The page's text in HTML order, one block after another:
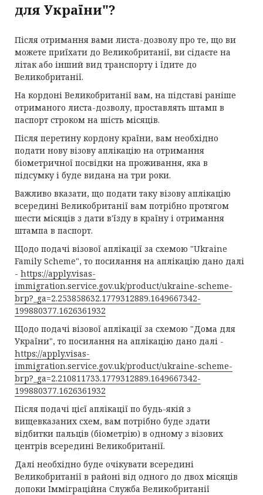
для України"?
Після отримання вами листа-дозволу про те, що ви
можете приїхати до Великобританії, ви сідаєте на
літак або інший вид транспорту і їдите до
Великобританії.
На кордоні Великобританії вам, на підставі раніше
отриманого листа-дозволу, проставлять штамп в
паспорт строком на шість місяців.
Після перетину кордону країни, вам необхідно
подати нову візову аплікацію на отримання
біометричної посвідки на проживання, яка в
підсумку і буде видана на три роки.
Важливо вказати, що подати таку візову аплікацію
всередині Великобританії вам потрібно протягом
шести місяців з дати в'їзду в країну і отримання
штампа в паспорт.
Щодо подачі візової аплікації за схемою "Ukraine
Family Scheme", то посилання на аплікацію дано далі
- https://apply.visas-
immigration.service.gov.uk/product/ukraine-scheme-
brp?_ga=2.253858632.1779312889.1649667342-
199880377.1626361932
Щодо подачі візової аплікації за схемою "Дома для
України", то посилання на аплікацію дано далі -
https://apply.visas-
immigration.service.gov.uk/product/ukraine-scheme-
brp?_ga=2.210811733.1779312889.1649667342-
199880377.1626361932
Після подачі цієї аплікації по будь-якій з
вищевказаних схем, вам потрібно буде здати
відбитки пальців (біометрію) в одному з візових
центрів всередині Великобританії.
Далі необхідно буде очікувати всередині
Великобританії в районі від одного до двох місяців
допоки Імміграційна Служба Великобританії